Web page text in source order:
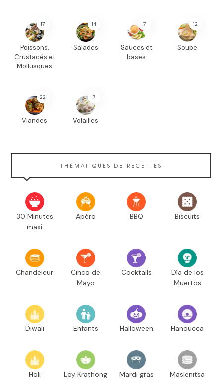
17
Poissons,
Crustacés et
Mollusques
14
Salades
7
Sauces et
bases
12
Soupe
22
Viandes
7
Volailles
THÉMATIQUES DE RECETTES
30 Minutes
maxi
Apéro BBQ Biscuits
Chandeleur
Cinco de
Mayo
Cocktails
Día de los
Muertos
Diwali Enfants Halloween Hanoucca
Holi Loy Krathong Mardi gras Maslenitsa